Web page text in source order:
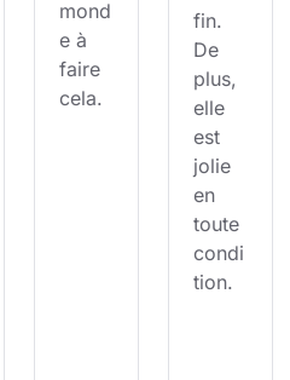
mond
e à
faire
cela.
fin.
De
plus,
elle
est
jolie
en
toute
condi
tion.